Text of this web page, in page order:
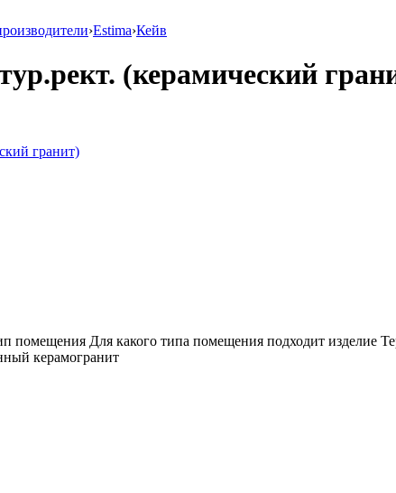
›Estima›Кейв
(керамический
помещения Для какого типа помещения подходит изделие
керамогранит